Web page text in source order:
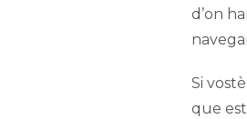
d’on
Si
que